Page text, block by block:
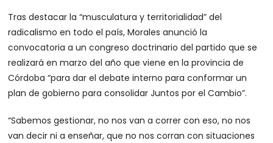
Tras destacar la “musculatura y territorialidad” del
radicalismo en todo el país, Morales anunció la
convocatoria a un congreso doctrinario del partido que se
realizará en marzo del año que viene en la provincia de
Córdoba “para dar el debate interno para conformar un
plan de gobierno para consolidar Juntos por el Cambio”.
“Sabemos gestionar, no nos van a correr con eso, no nos
van decir ni a enseñar, que no nos corran con situaciones